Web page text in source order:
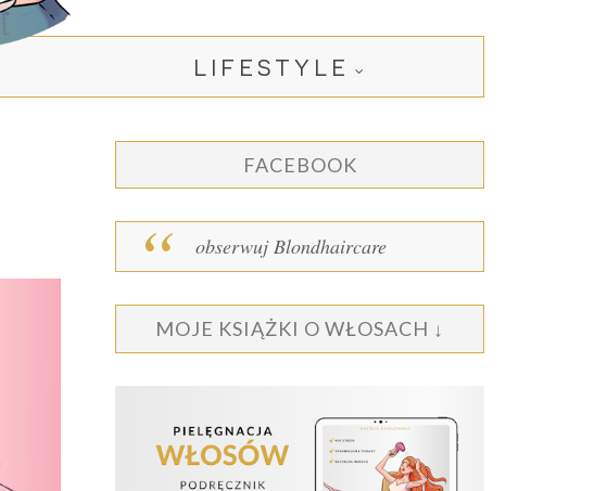
LIFESTYLE
FACEBOOK
obserwuj Blondhaircare
MOJE KSIĄŻKI O WŁOSACH ↓